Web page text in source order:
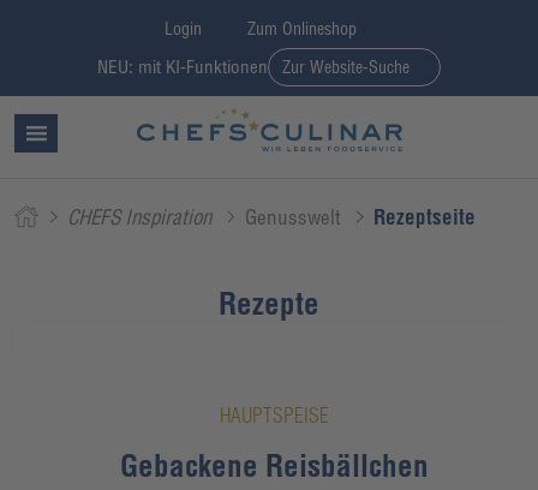
Login Zum Onlineshop
NEU: mit KI-Funktionen Zur Website-Suche
CHEFS Inspiration Genusswelt Rezeptseite
Rezepte
HAUPTSPEISE
Gebackene Reisbällchen